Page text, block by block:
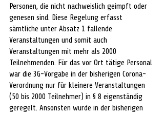
Personen, die nicht nachweislich geimpft oder
genesen sind. Diese Regelung erfasst
sämtliche unter Absatz 1 fallende
Veranstaltungen und somit auch
Veranstaltungen mit mehr als 2000
Teilnehmenden. Für das vor Ort tätige Personal
war die 3G-Vorgabe in der bisherigen Corona-
Verordnung nur für kleinere Veranstaltungen
(50 bis 2000 Teilnehmer) in § 8 eigenständig
geregelt. Ansonsten wurde in der bisherigen